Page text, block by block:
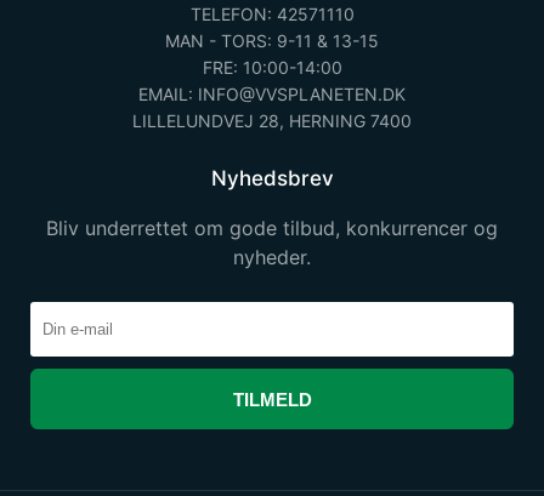
TELEFON: 42571110
MAN - TORS: 9-11 & 13-15
FRE: 10:00-14:00
EMAIL: INFO@VVSPLANETEN.DK
LILLELUNDVEJ 28, HERNING 7400
Nyhedsbrev
Bliv underrettet om gode tilbud, konkurrencer og
nyheder.
TILMELD